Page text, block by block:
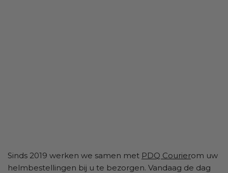
Sinds 2019 werken we samen met PDQ Courierom uw
helmbestellingen bij u te bezorgen. Vandaag de dag